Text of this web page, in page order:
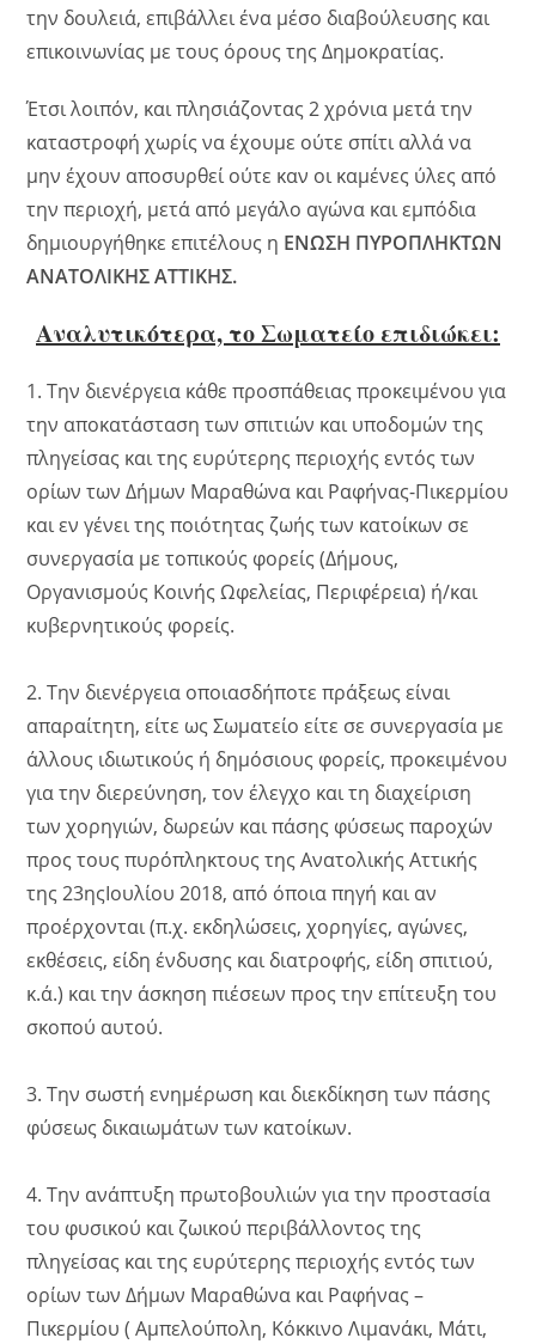
την δουλειά, επιβάλλει ένα μέσο διαβούλευσης και
επικοινωνίας με τους όρους της Δημοκρατίας.
Έτσι λοιπόν, και πλησιάζοντας 2 χρόνια μετά την
καταστροφή χωρίς να έχουμε ούτε σπίτι αλλά να
μην έχουν αποσυρθεί ούτε καν οι καμένες ύλες από
την περιοχή, μετά από μεγάλο αγώνα και εμπόδια
δημιουργήθηκε επιτέλους η ΕΝΩΣΗ ΠΥΡΟΠΛΗΚΤΩΝ
ΑΝΑΤΟΛΙΚΗΣ ΑΤΤΙΚΗΣ.
Αναλυτικότερα, το Σωματείο επιδιώκει:
1. Την διενέργεια κάθε προσπάθειας προκειμένου για
την αποκατάσταση των σπιτιών και υποδομών της
πληγείσας και της ευρύτερης περιοχής εντός των
ορίων των Δήμων Μαραθώνα και Ραφήνας-Πικερμίου
και εν γένει της ποιότητας ζωής των κατοίκων σε
συνεργασία με τοπικούς φορείς (Δήμους,
Οργανισμούς Κοινής Ωφελείας, Περιφέρεια) ή/και
κυβερνητικούς φορείς.
2. Την διενέργεια οποιασδήποτε πράξεως είναι
απαραίτητη, είτε ως Σωματείο είτε σε συνεργασία με
άλλους ιδιωτικούς ή δημόσιους φορείς, προκειμένου
για την διερεύνηση, τον έλεγχο και τη διαχείριση
των χορηγιών, δωρεών και πάσης φύσεως παροχών
προς τους πυρόπληκτους της Ανατολικής Αττικής
της 23ηςΙουλίου 2018, από όποια πηγή και αν
προέρχονται (π.χ. εκδηλώσεις, χορηγίες, αγώνες,
εκθέσεις, είδη ένδυσης και διατροφής, είδη σπιτιού,
κ.ά.) και την άσκηση πιέσεων προς την επίτευξη του
σκοπού αυτού.
3. Την σωστή ενημέρωση και διεκδίκηση των πάσης
φύσεως δικαιωμάτων των κατοίκων.
4. Την ανάπτυξη πρωτοβουλιών για την προστασία
του φυσικού και ζωικού περιβάλλοντος της
πληγείσας και της ευρύτερης περιοχής εντός των
ορίων των Δήμων Μαραθώνα και Ραφήνας –
Πικερμίου ( Αμπελούπολη, Κόκκινο Λιμανάκι, Μάτι,